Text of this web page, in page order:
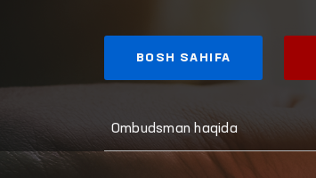
BOSH SAHIFA
Ombudsman haqida